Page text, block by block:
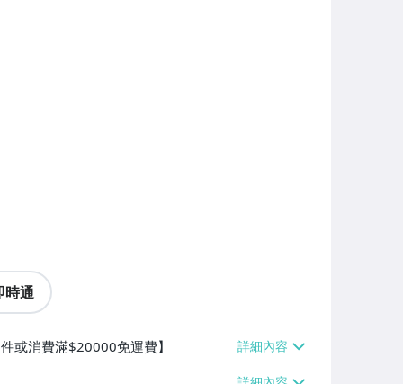
時通
或消費滿$20000免運費】